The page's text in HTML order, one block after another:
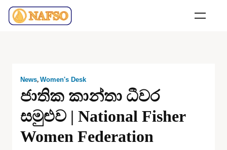
News, Women's Desk
ජාතික කාන්තා ධීවර
සමුළුව | National Fisher
Women Federation